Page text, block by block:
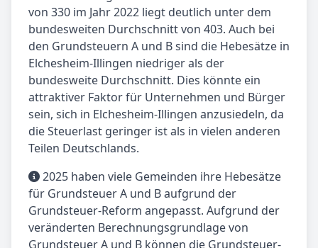
von 330 im Jahr 2022 liegt deutlich unter dem
bundesweiten Durchschnitt von 403. Auch bei
den Grundsteuern A und B sind die Hebesätze in
Elchesheim-Illingen niedriger als der
bundesweite Durchschnitt. Dies könnte ein
attraktiver Faktor für Unternehmen und Bürger
sein, sich in Elchesheim-Illingen anzusiedeln, da
die Steuerlast geringer ist als in vielen anderen
Teilen Deutschlands.
2025 haben viele Gemeinden ihre Hebesätze
für Grundsteuer A und B aufgrund der
Grundsteuer-Reform angepasst. Aufgrund der
veränderten Berechnungsgrundlage von
Grundsteuer A und B können die Grundsteuer-